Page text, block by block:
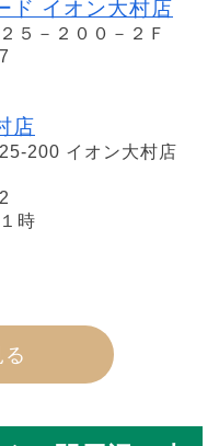
ド イオン大村店
５－２００－２Ｆ
店
200 イオン大村店
時